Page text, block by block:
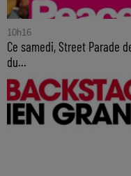
10h16
Ce samedi, Street Parade
du...